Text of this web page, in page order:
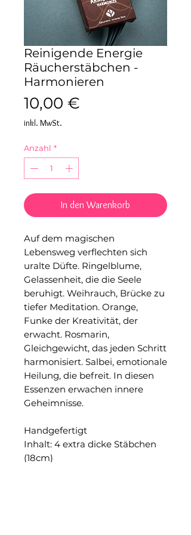
Reinigende Energie
Räucherstäbchen -
Harmonieren
10,00 €
inkl. MwSt.
Anzahl *
In den Warenkorb
Auf dem magischen
Lebensweg verflechten sich
uralte Düfte. Ringelblume,
Gelassenheit, die die Seele
beruhigt. Weihrauch, Brücke zu
tiefer Meditation. Orange,
Funke der Kreativität, der
erwacht. Rosmarin,
Gleichgewicht, das jeden Schritt
harmonisiert. Salbei, emotionale
Heilung, die befreit. In diesen
Essenzen erwachen innere
Geheimnisse.
Handgefertigt
Inhalt: 4 extra dicke Stäbchen
(18cm)